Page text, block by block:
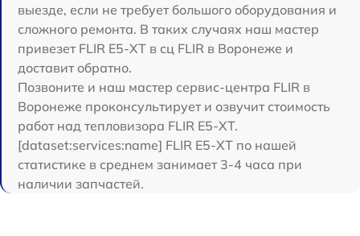
выезде, если не требует большого оборудования и
сложного ремонта. В таких случаях наш мастер
привезет FLIR E5-XT в сц FLIR в Воронеже и
доставит обратно.
Позвоните и наш мастер сервис-центра FLIR в
Воронеже проконсультирует и озвучит стоимость
работ над тепловизора FLIR E5-XT.
[dataset:services:name] FLIR E5-XT по нашей
статистике в среднем занимает 3-4 часа при
наличии запчастей.